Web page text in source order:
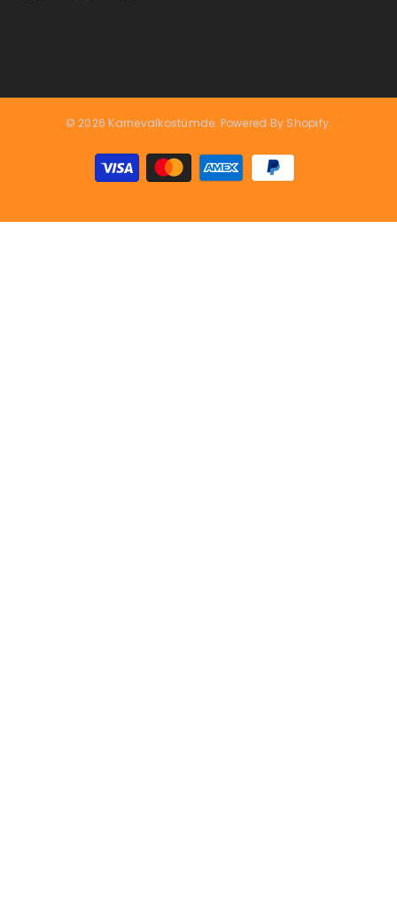
© 2026 Karnevalkostümde. Powered By Shopify.
Zahlungsarten